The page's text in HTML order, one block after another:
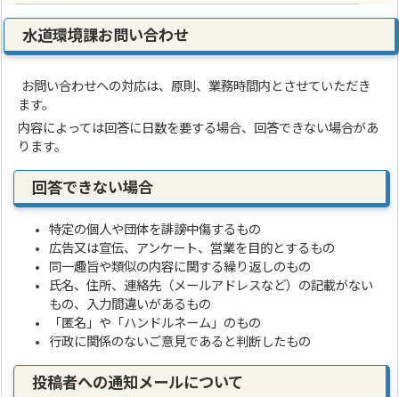
水道環境課お問い合わせ
お問い合わせへの対応は、原則、業務時間内とさせていただき
ます。
内容によっては回答に日数を要する場合、回答できない場合があ
ります。
回答できない場合
特定の個人や団体を誹謗中傷するもの
広告又は宣伝、アンケート、営業を目的とするもの
同一趣旨や類似の内容に関する繰り返しのもの
氏名、住所、連絡先（メールアドレスなど）の記載がない
もの、入力間違いがあるもの
「匿名」や「ハンドルネーム」のもの
行政に関係のないご意見であると判断したもの
投稿者への通知メールについて